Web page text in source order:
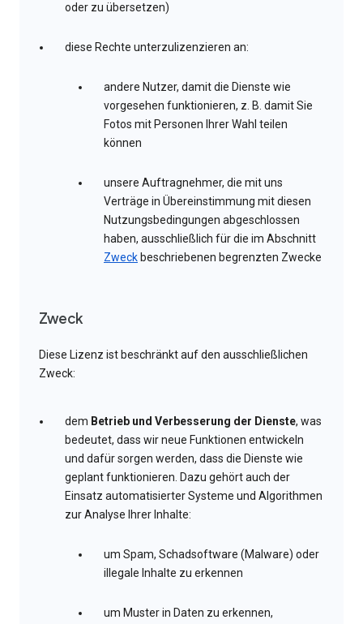
oder zu übersetzen)
diese Rechte unterzulizenzieren an:
andere Nutzer, damit die Dienste wie
vorgesehen funktionieren, z. B. damit Sie
Fotos mit Personen Ihrer Wahl teilen
können
unsere Auftragnehmer, die mit uns
Verträge in Übereinstimmung mit diesen
Nutzungsbedingungen abgeschlossen
haben, ausschließlich für die im Abschnitt
Zweck beschriebenen begrenzten Zwecke
Zweck
Diese Lizenz ist beschränkt auf den ausschließlichen
Zweck:
dem Betrieb und Verbesserung der Dienste, was
bedeutet, dass wir neue Funktionen entwickeln
und dafür sorgen werden, dass die Dienste wie
geplant funktionieren. Dazu gehört auch der
Einsatz automatisierter Systeme und Algorithmen
zur Analyse Ihrer Inhalte:
um Spam, Schadsoftware (Malware) oder
illegale Inhalte zu erkennen
um Muster in Daten zu erkennen,